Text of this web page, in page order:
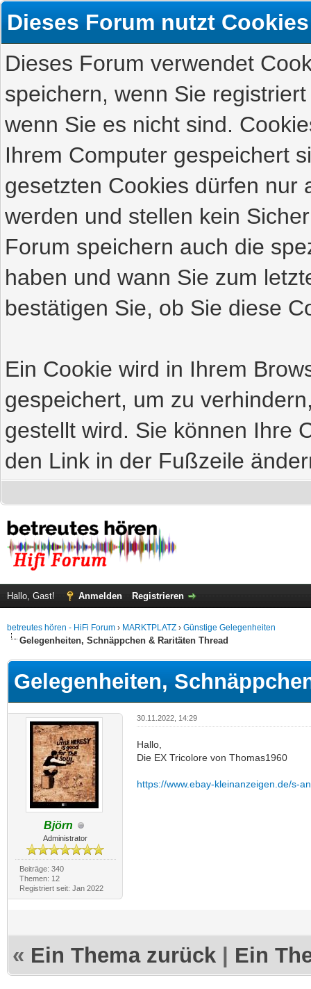
Dieses Forum nutzt Cookies
Dieses Forum verwendet
speichern, wenn Sie
wenn Sie es nicht sind.
Ihrem Computer gespeichert
gesetzten Cookies dürfen nur
werden und stellen kein
Forum speichern auch die
haben und wann Sie zum
bestätigen Sie, ob Sie diese
Ein Cookie wird in Ihrem
gespeichert, um zu
gestellt wird. Sie können Ihre
den Link in der Fußzeile
Hallo, Gast! Anmelden Registrieren
betreutes hören - HiFi Forum › MARKTPLATZ › Günstige Gelegenheiten
Gelegenheiten, Schnäppchen & Raritäten Thread
Gelegenheiten,
Björn
Administrator
Beiträge: 340
Themen: 12
Registriert seit: Jan 2022
30.11.2022, 14:29
Hallo,
Die EX Tricolore von Thomas1960
https://www.ebay-kleinanzeigen.de/s-
« Ein Thema zurück Ein